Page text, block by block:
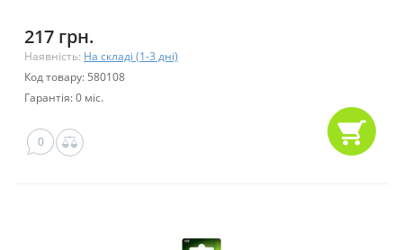
217 грн.
Наявність: На складі (1-3 дні)
Код товару: 580108
Гарантія: 0 міс.
0